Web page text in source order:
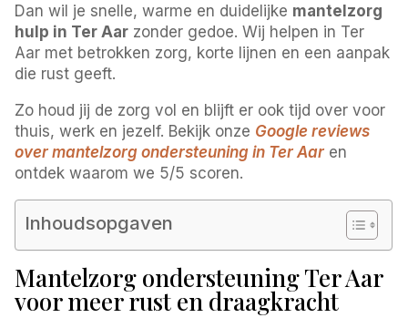
Dan wil je snelle, warme en duidelijke mantelzorg
hulp in Ter Aar zonder gedoe. Wij helpen in Ter
Aar met betrokken zorg, korte lijnen en een aanpak
die rust geeft.
Zo houd jij de zorg vol en blijft er ook tijd over voor
thuis, werk en jezelf. Bekijk onze Google reviews
over mantelzorg ondersteuning in Ter Aar en
ontdek waarom we 5/5 scoren.
Inhoudsopgaven
Mantelzorg ondersteuning Ter Aar
voor meer rust en draagkracht